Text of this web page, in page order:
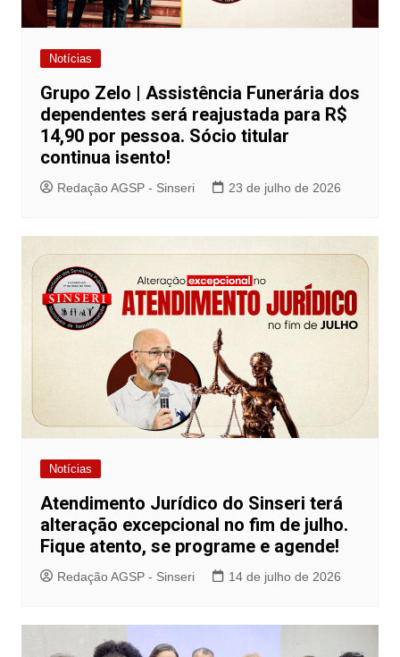
Notícias
Grupo Zelo | Assistência Funerária dos
dependentes será reajustada para R$
14,90 por pessoa. Sócio titular
continua isento!
Redação AGSP - Sinseri 23 de julho de 2026
Notícias
Atendimento Jurídico do Sinseri terá
alteração excepcional no fim de julho.
Fique atento, se programe e agende!
Redação AGSP - Sinseri 14 de julho de 2026